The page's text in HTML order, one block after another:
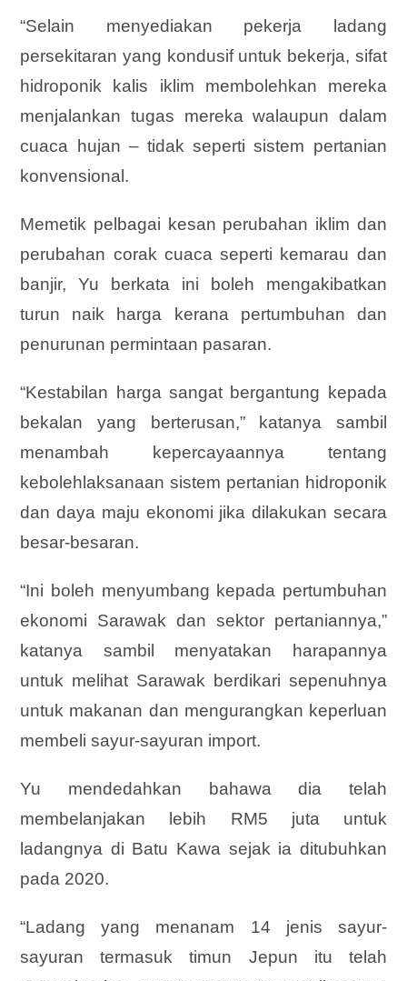
“Selain menyediakan pekerja ladang
persekitaran yang kondusif untuk bekerja, sifat
hidroponik kalis iklim membolehkan mereka
menjalankan tugas mereka walaupun dalam
cuaca hujan – tidak seperti sistem pertanian
konvensional.
Memetik pelbagai kesan perubahan iklim dan
perubahan corak cuaca seperti kemarau dan
banjir, Yu berkata ini boleh mengakibatkan
turun naik harga kerana pertumbuhan dan
penurunan permintaan pasaran.
“Kestabilan harga sangat bergantung kepada
bekalan yang berterusan,” katanya sambil
menambah kepercayaannya tentang
kebolehlaksanaan sistem pertanian hidroponik
dan daya maju ekonomi jika dilakukan secara
besar-besaran.
“Ini boleh menyumbang kepada pertumbuhan
ekonomi Sarawak dan sektor pertaniannya,”
katanya sambil menyatakan harapannya
untuk melihat Sarawak berdikari sepenuhnya
untuk makanan dan mengurangkan keperluan
membeli sayur-sayuran import.
Yu mendedahkan bahawa dia telah
membelanjakan lebih RM5 juta untuk
ladangnya di Batu Kawa sejak ia ditubuhkan
pada 2020.
“Ladang yang menanam 14 jenis sayur-
sayuran termasuk timun Jepun itu telah